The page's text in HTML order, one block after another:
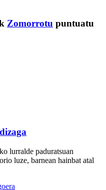
Zomorrotu puntuatu
lurralde paduratsuan
luze, barnean hainbat atal